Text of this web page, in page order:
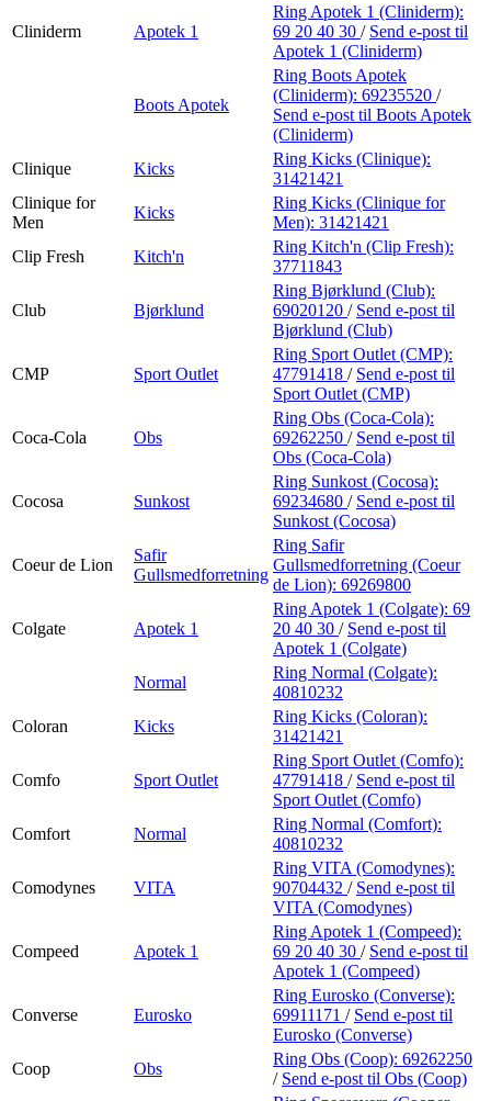
Cliniderm Apotek 1
Ring Apotek 1 (Cliniderm):
69 20 40 30 / Send e-post til
Apotek 1 (Cliniderm)
Boots Apotek
Ring Boots Apotek
(Cliniderm): 69235520 /
Send e-post til Boots Apotek
(Cliniderm)
Clinique
Kicks
Ring Kicks (Clinique):
31421421
Clinique for
Men
Kicks
Ring Kicks (Clinique for
Men): 31421421
Clip Fresh
Kitch'n
Ring Kitch'n (Clip Fresh):
37711843
Club Bjørklund
Ring Bjørklund (Club):
69020120 / Send e-post til
Bjørklund (Club)
CMP Sport Outlet
Ring Sport Outlet (CMP):
47791418 / Send e-post til
Sport Outlet (CMP)
Coca-Cola Obs
Ring Obs (Coca-Cola):
69262250 / Send e-post til
Obs (Coca-Cola)
Cocosa Sunkost
Ring Sunkost (Cocosa):
69234680 / Send e-post til
Sunkost (Cocosa)
Coeur de Lion
Safir
Gullsmedforretning
Ring Safir
Gullsmedforretning (Coeur
de Lion): 69269800
Colgate Apotek 1
Ring Apotek 1 (Colgate): 69
20 40 30 / Send e-post til
Apotek 1 (Colgate)
Normal
Ring Normal (Colgate):
40810232
Coloran
Kicks
Ring Kicks (Coloran):
31421421
Comfo Sport Outlet
Ring Sport Outlet (Comfo):
47791418 / Send e-post til
Sport Outlet (Comfo)
Comfort
Normal
Ring Normal (Comfort):
40810232
Comodynes VITA
Ring VITA (Comodynes):
90704432 / Send e-post til
VITA (Comodynes)
Compeed Apotek 1
Ring Apotek 1 (Compeed):
69 20 40 30 / Send e-post til
Apotek 1 (Compeed)
Converse Eurosko
Ring Eurosko (Converse):
69911171 / Send e-post til
Eurosko (Converse)
Coop
Obs
Ring Obs (Coop): 69262250
/ Send e-post til Obs (Coop)